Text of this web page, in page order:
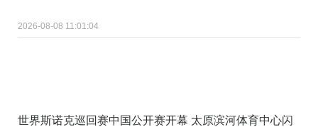
2026-08-08 11:01:04
世界斯诺克巡回赛中国公开赛开幕 太原滨河体育中心闪